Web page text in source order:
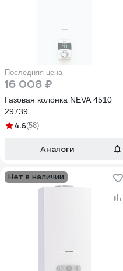
Последняя цена
16 008 ₽
Газовая колонка NEVA 4510
29739
4.6(58)
Аналоги
Нет в наличии